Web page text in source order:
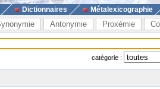
Dictionnaires Métalexicographie
Antonymie Proxémie
catégorie :